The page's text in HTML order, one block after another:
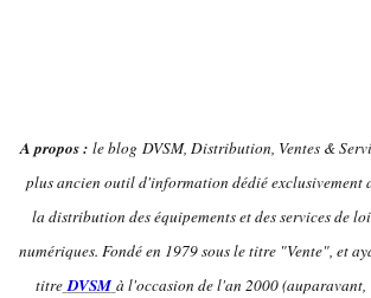
A propos : le blog DVSM, Distribution, Ventes &
plus ancien outil d'information dédié exclusivement
la distribution des équipements et des services de
numériques. Fondé en 1979 sous le titre "Vente", et
titre DVSM à l'occasion de l'an 2000 (auparavant,